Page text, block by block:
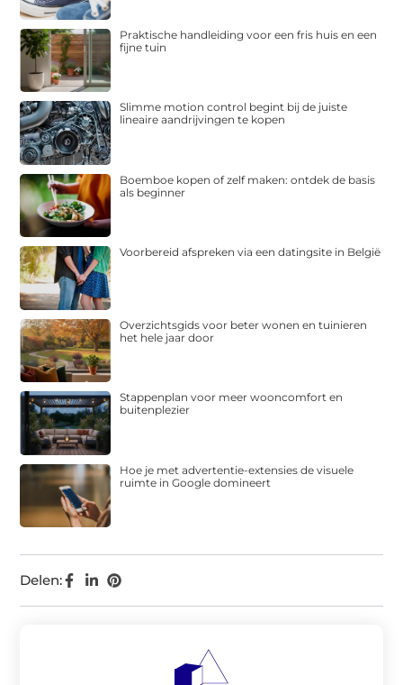
Delen:
Praktische handleiding voor een fris huis en een
fijne tuin
Slimme motion control begint bij de juiste
lineaire aandrijvingen te kopen
Boemboe kopen of zelf maken: ontdek de basis
als beginner
Voorbereid afspreken via een datingsite in België
Overzichtsgids voor beter wonen en tuinieren
het hele jaar door
Stappenplan voor meer wooncomfort en
buitenplezier
Hoe je met advertentie-extensies de visuele
ruimte in Google domineert